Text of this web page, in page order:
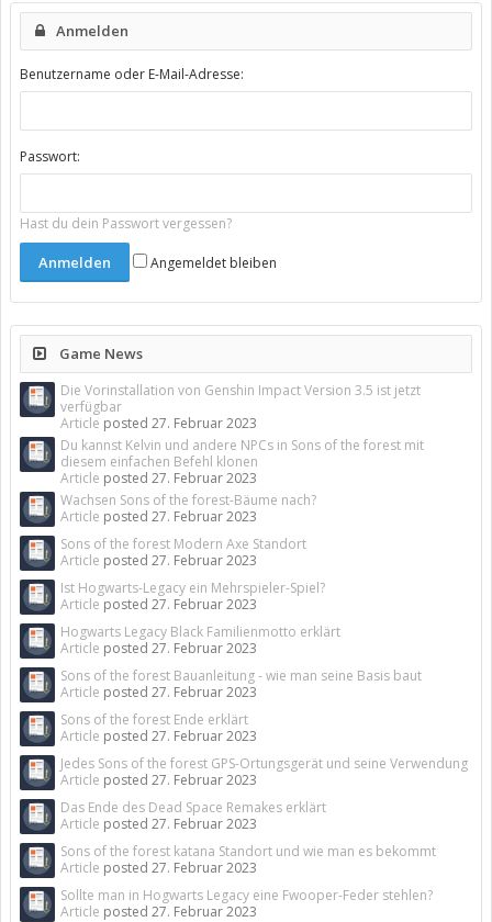
Anmelden
Benutzername oder E-Mail-Adresse:
Passwort:
Hast du dein Passwort vergessen?
Angemeldet bleiben
Game News
Die Vorinstallation von Genshin Impact Version 3.5 ist jetzt
verfügbar
Article posted 27. Februar 2023
Du kannst Kelvin und andere NPCs in Sons of the forest mit
diesem einfachen Befehl klonen
Article posted 27. Februar 2023
Wachsen Sons of the forest-Bäume nach?
Article posted 27. Februar 2023
Sons of the forest Modern Axe Standort
Article posted 27. Februar 2023
Ist Hogwarts-Legacy ein Mehrspieler-Spiel?
Article posted 27. Februar 2023
Hogwarts Legacy Black Familienmotto erklärt
Article posted 27. Februar 2023
Sons of the forest Bauanleitung - wie man seine Basis baut
Article posted 27. Februar 2023
Sons of the forest Ende erklärt
Article posted 27. Februar 2023
Jedes Sons of the forest GPS-Ortungsgerät und seine Verwendung
Article posted 27. Februar 2023
Das Ende des Dead Space Remakes erklärt
Article posted 27. Februar 2023
Sons of the forest katana Standort und wie man es bekommt
Article posted 27. Februar 2023
Sollte man in Hogwarts Legacy eine Fwooper-Feder stehlen?
Article posted 27. Februar 2023